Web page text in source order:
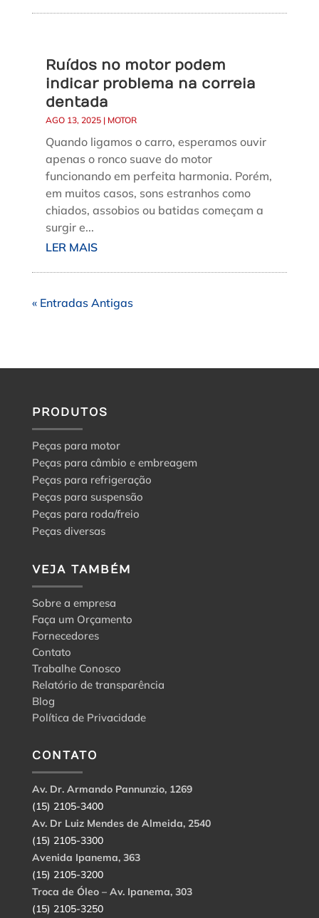
Ruídos no motor podem
indicar problema na correia
dentada
AGO 13, 2025| MOTOR
Quando ligamos o carro, esperamos ouvir
apenas o ronco suave do motor
funcionando em perfeita harmonia. Porém,
em muitos casos, sons estranhos como
chiados, assobios ou batidas começam a
surgir e...
LER MAIS
« Entradas Antigas
PRODUTOS
Peças para motor
Peças para câmbio e embreagem
Peças para refrigeração
Peças para suspensão
Peças para roda/freio
Peças diversas
VEJA TAMBÉM
Sobre a empresa
Faça um Orçamento
Fornecedores
Contato
Trabalhe Conosco
Relatório de transparência
Blog
Política de Privacidade
CONTATO
Av. Dr. Armando Pannunzio, 1269
(15) 2105-3400
Av. Dr Luiz Mendes de Almeida, 2540
(15) 2105-3300
Avenida Ipanema, 363
(15) 2105-3200
Troca de Óleo – Av. Ipanema, 303
(15) 2105-3250